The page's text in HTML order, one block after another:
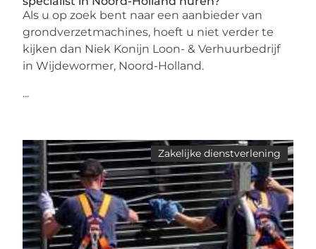
Als u op zoek bent naar een aanbieder van
grondverzetmachines, hoeft u niet verder te
kijken dan Niek Konijn Loon- & Verhuurbedrijf
in Wijdewormer, Noord-Holland.
...
Zakelijke dienstverlening